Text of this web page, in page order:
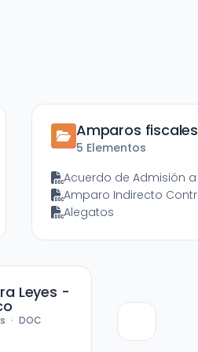
Amparos fiscales
5 Elementos
Alegatos
Leyes -
DOC